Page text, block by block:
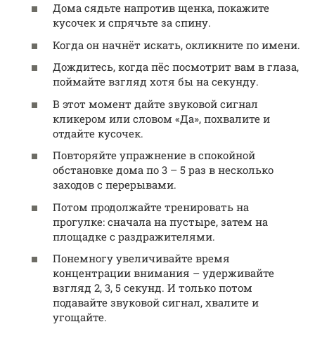
Дома сядьте напротив щенка, покажите
кусочек и спрячьте за спину.
Когда он начнёт искать, окликните по имени.
Дождитесь, когда пёс посмотрит вам в глаза,
поймайте взгляд хотя бы на секунду.
В этот момент дайте звуковой сигнал
кликером или словом «Да», похвалите и
отдайте кусочек.
Повторяйте упражнение в спокойной
обстановке дома по 3 – 5 раз в несколько
заходов с перерывами.
Потом продолжайте тренировать на
прогулке: сначала на пустыре, затем на
площадке с раздражителями.
Понемногу увеличивайте время
концентрации внимания – удерживайте
взгляд 2, 3, 5 секунд. И только потом
подавайте звуковой сигнал, хвалите и
угощайте.